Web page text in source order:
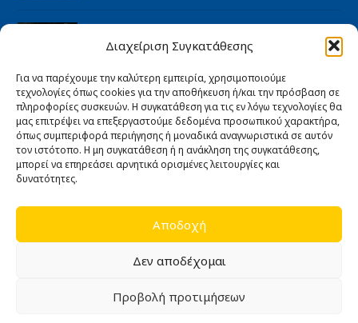
Διαχείριση Συγκατάθεσης
Για να παρέχουμε την καλύτερη εμπειρία, χρησιμοποιούμε
τεχνολογίες όπως cookies για την αποθήκευση ή/και την πρόσβαση σε
πληροφορίες συσκευών. Η συγκατάθεση για τις εν λόγω τεχνολογίες θα
μας επιτρέψει να επεξεργαστούμε δεδομένα προσωπικού χαρακτήρα,
όπως συμπεριφορά περιήγησης ή μοναδικά αναγνωριστικά σε αυτόν
τον ιστότοπο. Η μη συγκατάθεση ή η ανάκληση της συγκατάθεσης,
μπορεί να επηρεάσει αρνητικά ορισμένες λειτουργίες και
δυνατότητες.
Αποδοχή
Δεν αποδέχομαι
Προβολή προτιμήσεων
27/08/2021 No Comments
ΠΛΗΡΟΦΟΡΊΕΣ
Αρχική
Ποιοι είμαστε
Άρθρα
Εγγύηση καλής λειτουργίας
Πολιτική Απορρήτου